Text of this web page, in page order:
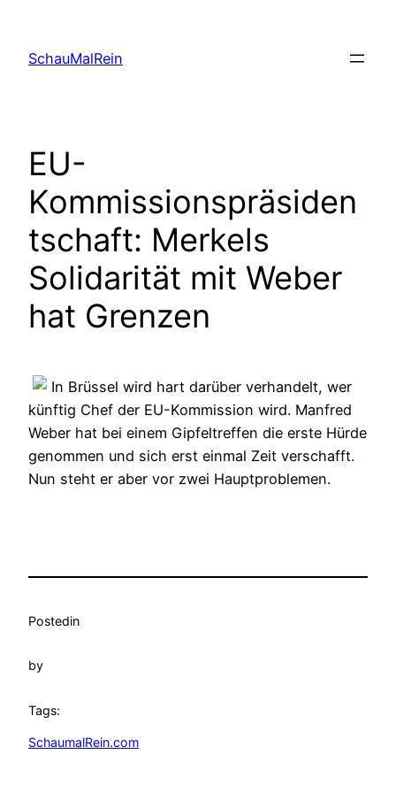
content
SchauMalRein
EU-
Kommissionspräsiden
tschaft: Merkels
Solidarität mit Weber
hat Grenzen
In Brüssel wird hart darüber verhandelt, wer
künftig Chef der EU-Kommission wird. Manfred
Weber hat bei einem Gipfeltreffen die erste Hürde
genommen und sich erst einmal Zeit verschafft.
Nun steht er aber vor zwei Hauptproblemen.
Postedin
by
Tags:
SchaumalRein.com